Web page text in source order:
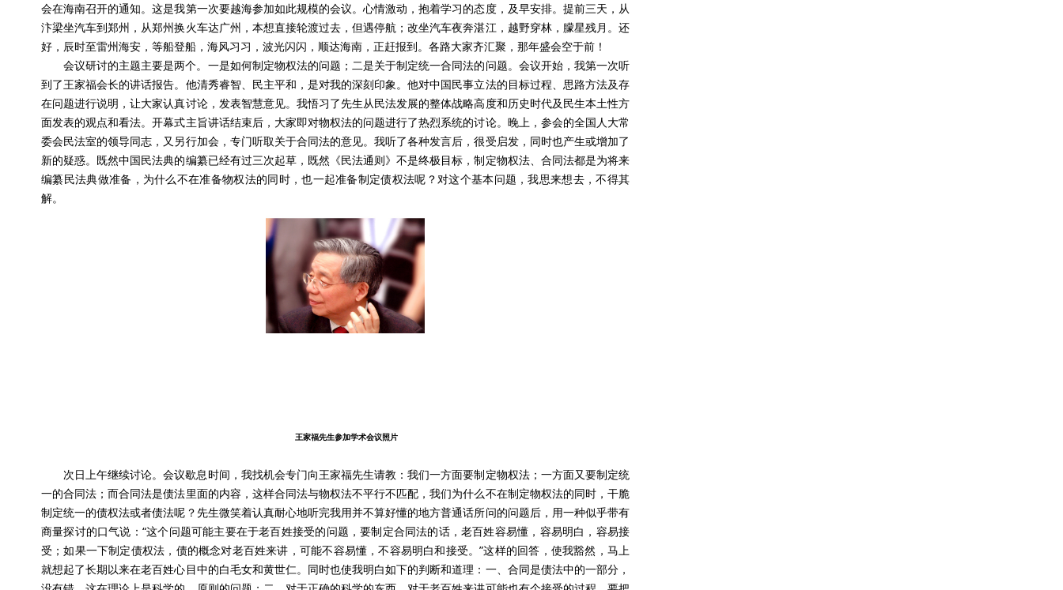
会在海南召开的通知。这是我第一次要越海参加如此规模的会议。心情激动，抱着学习的态度，及早安排。提前三天，从
汴梁坐汽车到郑州，从郑州换火车达广州，本想直接轮渡过去，但遇停航；改坐汽车夜奔湛江，越野穿林，朦星残月。还
好，辰时至雷州海安，等船登船，海风习习，波光闪闪，顺达海南，正赶报到。各路大家齐汇聚，那年盛会空于前！
会议研讨的主题主要是两个。一是如何制定物权法的问题；二是关于制定统一合同法的问题。会议开始，我第一次听
到了王家福会长的讲话报告。他清秀睿智、民主平和，是对我的深刻印象。他对中国民事立法的目标过程、思路方法及存
在问题进行说明，让大家认真讨论，发表智慧意见。我悟习了先生从民法发展的整体战略高度和历史时代及民生本土性方
面发表的观点和看法。开幕式主旨讲话结束后，大家即对物权法的问题进行了热烈系统的讨论。晚上，参会的全国人大常
委会民法室的领导同志，又另行加会，专门听取关于合同法的意见。我听了各种发言后，很受启发，同时也产生或增加了
新的疑惑。既然中国民法典的编纂已经有过三次起草，既然《民法通则》不是终极目标，制定物权法、合同法都是为将来
编纂民法典做准备，为什么不在准备物权法的同时，也一起准备制定债权法呢？对这个基本问题，我思来想去，不得其
解。
王家福先生参加学术会议照片
次日上午继续讨论。会议歇息时间，我找机会专门向王家福先生请教：我们一方面要制定物权法；一方面又要制定统
一的合同法；而合同法是债法里面的内容，这样合同法与物权法不平行不匹配，我们为什么不在制定物权法的同时，干脆
制定统一的债权法或者债法呢？先生微笑着认真耐心地听完我用并不算好懂的地方普通话所问的问题后，用一种似乎带有
商量探讨的口气说：“这个问题可能主要在于老百姓接受的问题，要制定合同法的话，老百姓容易懂，容易明白，容易接
受；如果一下制定债权法，债的概念对老百姓来讲，可能不容易懂，不容易明白和接受。”这样的回答，使我豁然，马上
就想起了长期以来在老百姓心目中的白毛女和黄世仁。同时也使我明白如下的判断和道理：一、合同是债法中的一部分，